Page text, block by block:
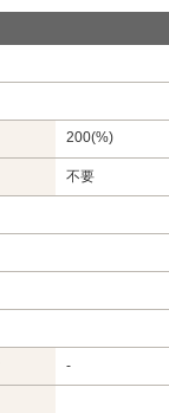
200(%)
不要
-